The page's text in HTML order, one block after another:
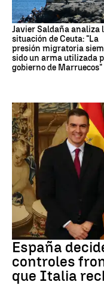
Javier Saldaña analiza
situación de Ceuta: "La
presión migratoria
sido un arma utilizada
gobierno de Marruecos"
CRISIS MIGRATORIA
España
controles
que Italia